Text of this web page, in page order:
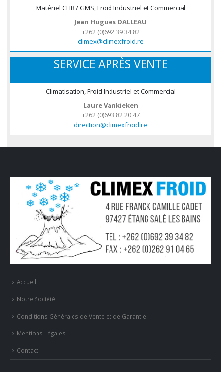
Matériel CHR / GMS, Froid Industriel et Commercial
Jean Hugues DALLEAU
+262 (0)692 39 34 82
climex@climexfroid.re
SERVICE APRÈS VENTE
Climatisation, Froid Industriel et Commercial
Laure Vankieken
+262 (0)693 82 20 47
direction@climexfroid.re
Accueil
Notre Société
Conditions Générales de Vente et de Garantie
Mentions Légales
Contact